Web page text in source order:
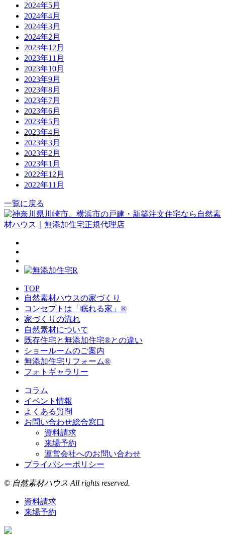
2024年5月
2024年4月
2024年3月
2024年2月
2023年12月
2023年11月
2023年10月
2023年9月
2023年8月
2023年7月
2023年6月
2023年5月
2023年4月
2023年3月
2023年2月
2023年1月
2022年12月
2022年11月
一覧に戻る
TOP
自然素材ハウスの家づくり
コンセプトは「眠れる家」®
家づくりの流れ
自然素材について
既存住宅と無添加住宅®との違い
ショールームのご案内
無添加住宅リフォーム®
フォトギャラリー
コラム
イベント情報
よくある質問
お問い合わせ総合窓口
資料請求
来場予約
運営会社へのお問い合わせ
プライバシーポリシー
© 自然素材ハウス All rights reserved.
資料請求
来場予約